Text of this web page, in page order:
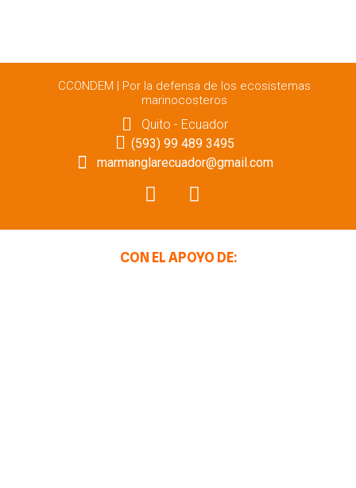
CCONDEM | Por la defensa de los ecosistemas
marinocosteros
Quito - Ecuador
(593) 99 489 3495
marmanglarecuador@gmail.com
CON EL APOYO DE: